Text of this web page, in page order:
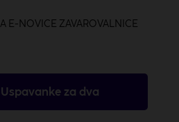
E-NOVICE ZAVAROVALNICE
za dva